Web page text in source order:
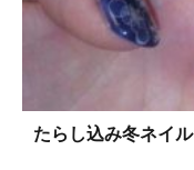
たらし込み冬ネイル